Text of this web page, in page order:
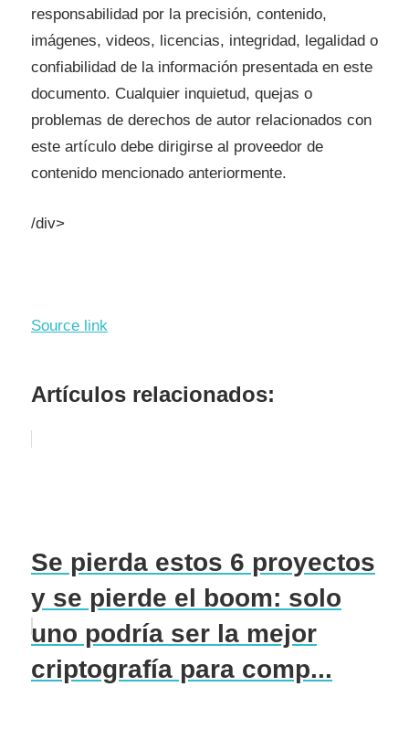
responsabilidad por la precisión, contenido,
imágenes, videos, licencias, integridad, legalidad o
confiabilidad de la información presentada en este
documento. Cualquier inquietud, quejas o
problemas de derechos de autor relacionados con
este artículo debe dirigirse al proveedor de
contenido mencionado anteriormente.
/div>
Source link
Artículos relacionados:
Se pierda estos 6 proyectos
y se pierde el boom: solo
uno podría ser la mejor
criptografía para comp...